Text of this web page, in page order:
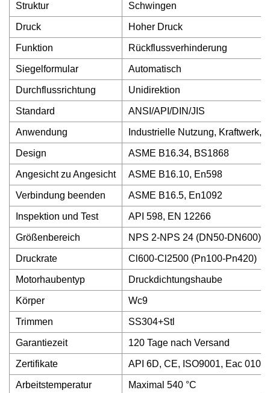
Struktur Schwingen
Druck Hoher Druck
Funktion Rückflussverhinderung
Siegelformular Automatisch
Durchflussrichtung Unidirektion
Standard ANSI/API/DIN/JIS
Anwendung Industrielle Nutzung, Kraftwerk,
Design ASME B16.34, BS1868
Angesicht zu Angesicht ASME B16.10, En598
Verbindung beenden ASME B16.5, En1092
Inspektion und Test API 598, EN 12266
Größenbereich NPS 2-NPS 24 (DN50-DN600)
Druckrate Cl600-Cl2500 (Pn100-Pn420)
Motorhaubentyp Druckdichtungshaube
Körper Wc9
Trimmen SS304+Stl
Garantiezeit 120 Tage nach Versand
Zertifikate API 6D, CE, ISO9001, Eac 010/
Arbeitstemperatur Maximal 540 °C